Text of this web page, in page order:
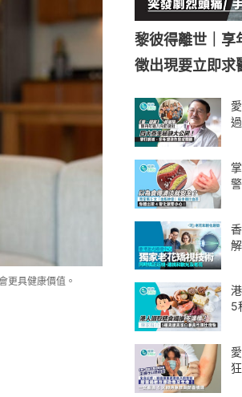
更具健康價值。
黎彼得離世｜享
徵出現要立即求
5